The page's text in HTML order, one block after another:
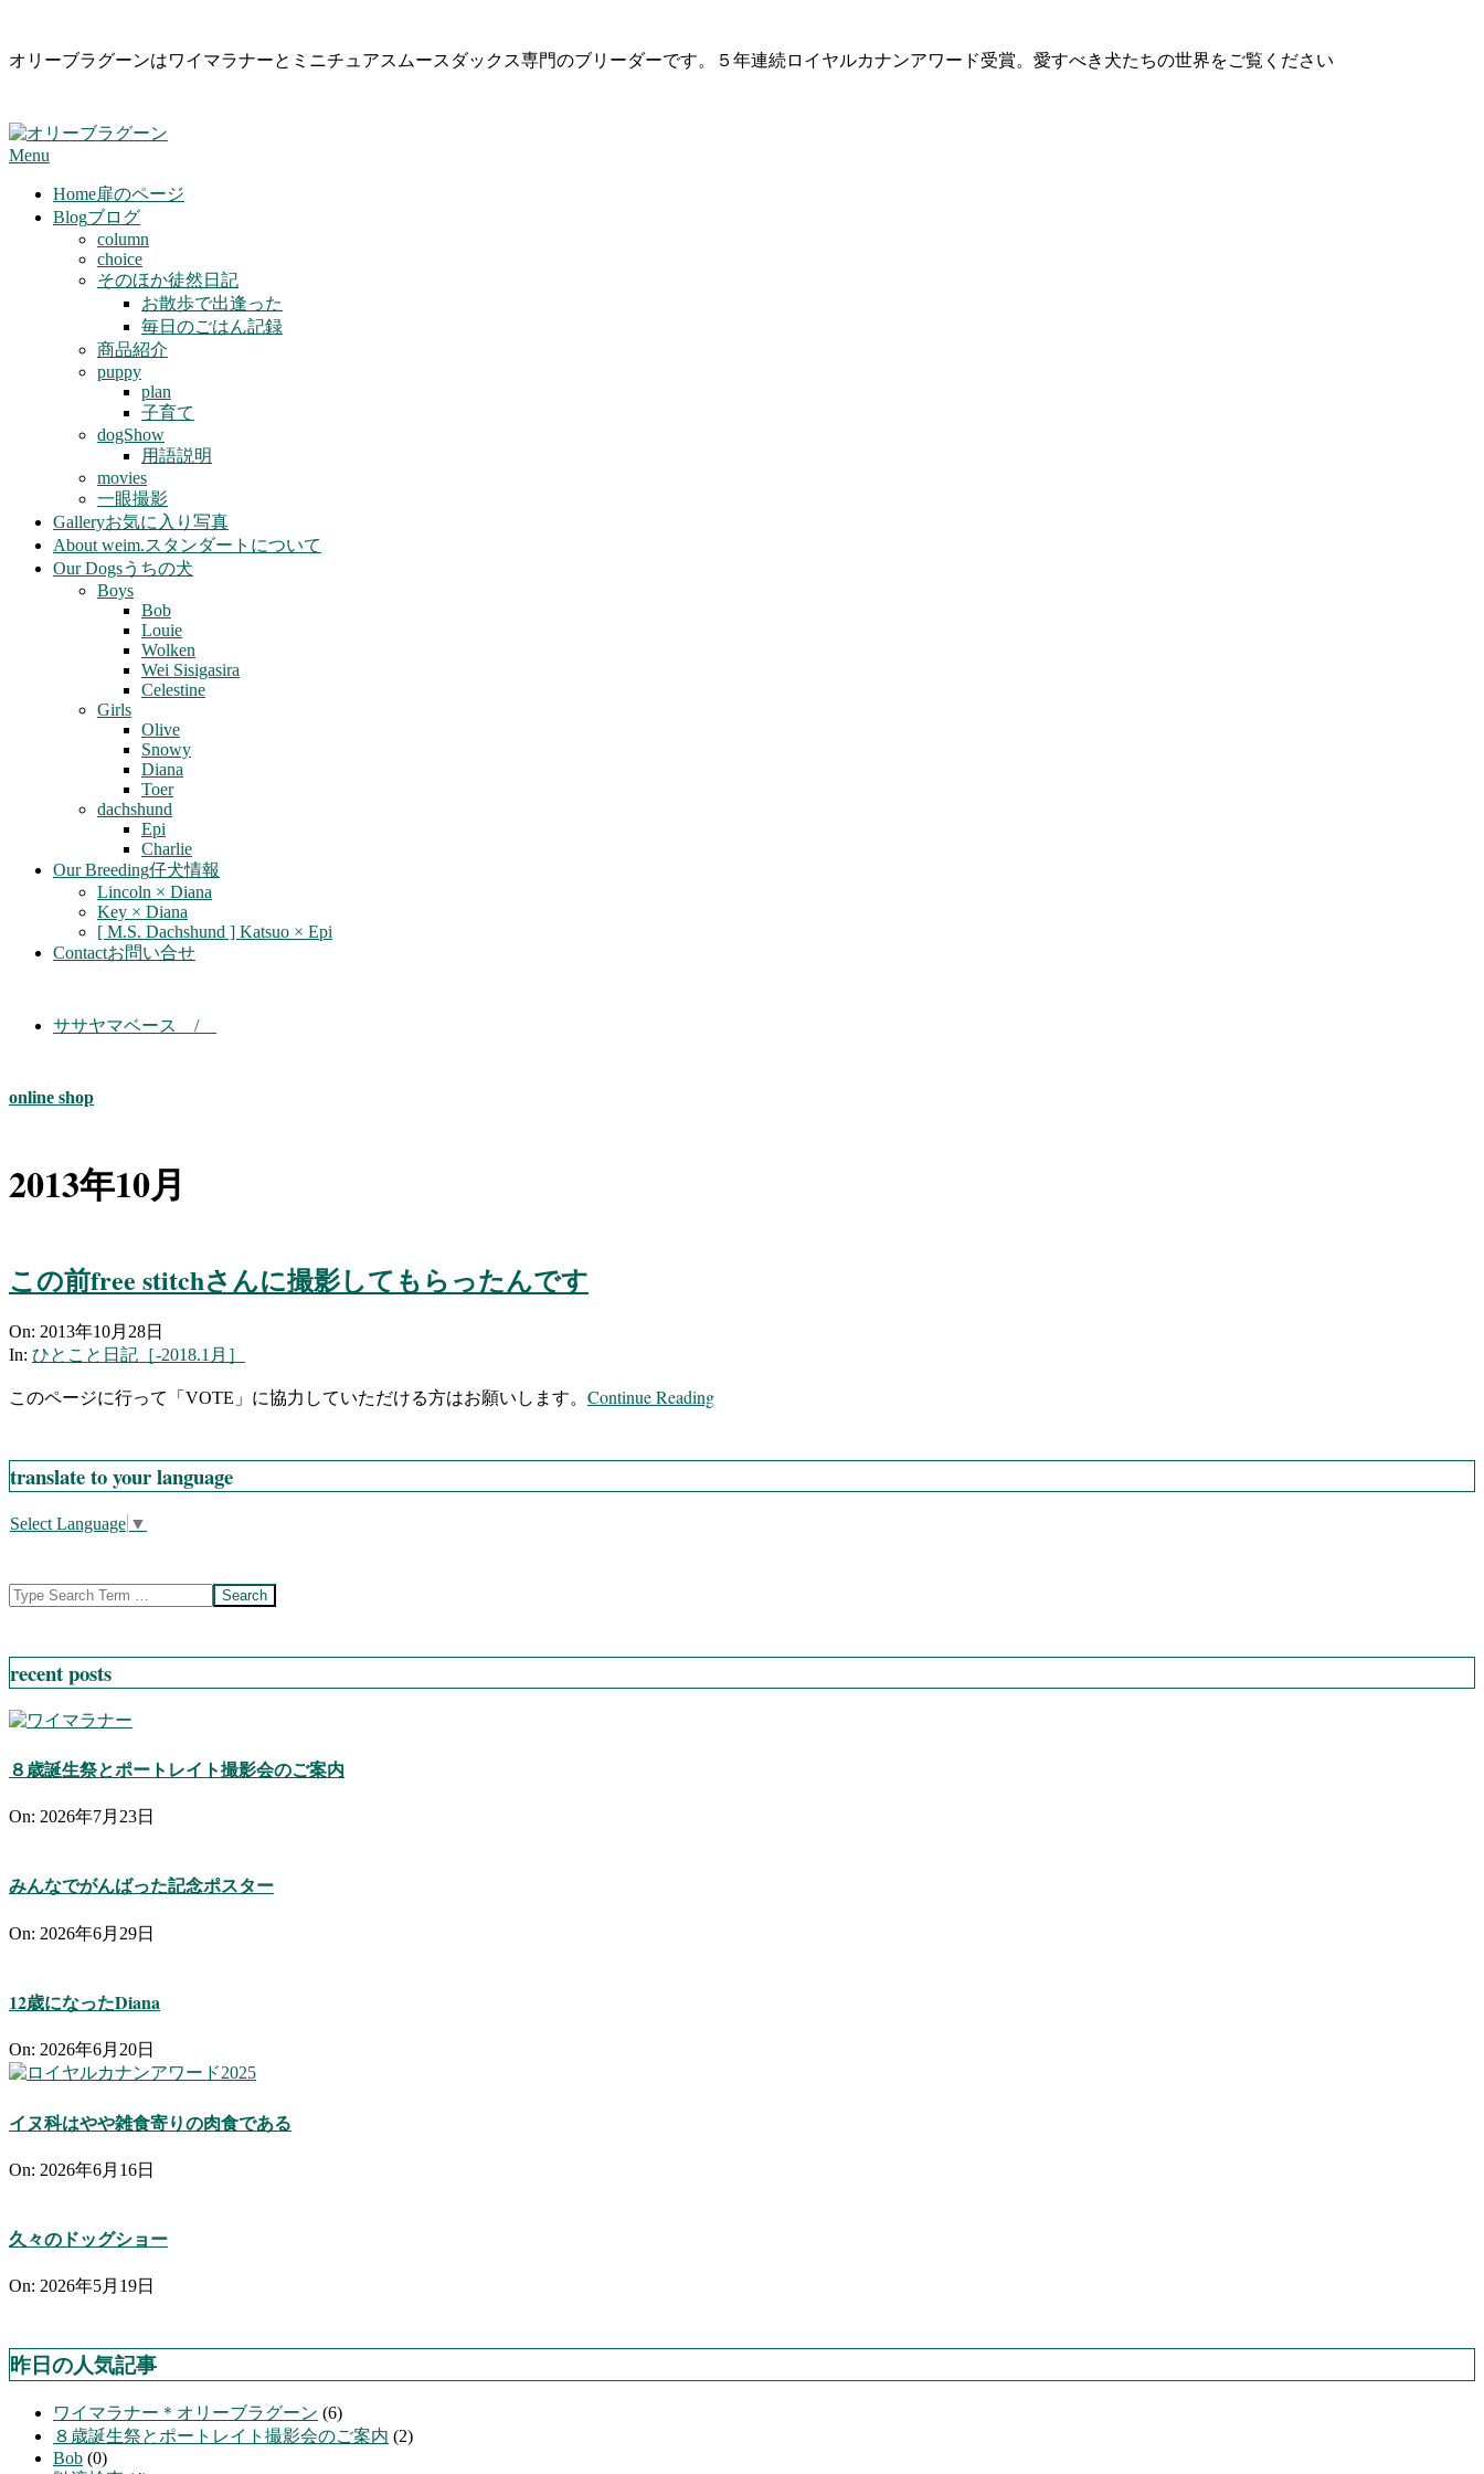
Skip
オリーブラグーンはワイマラナーとミニチュアスムースダックス専門のブリーダーです。５年連続ロイヤルカナンアワード受賞。愛すべき犬たちの世界をご覧ください
Primary
Menu
Menu
Home扉のページ
Blogブログ
column
choice
そのほか徒然日記
お散歩で出逢った
毎日のごはん記録
商品紹介
puppy
plan
子育て
dogShow
用語説明
movies
一眼撮影
Galleryお気に入り写真
About weim.スタンダートについて
Our Dogsうちの犬
Boys
Bob
Louie
Wolken
Wei Sisigasira
Celestine
Girls
Olive
Snowy
Diana
Toer
dachshund
Epi
Charlie
Our Breeding仔犬情報
Lincoln × Diana
Key × Diana
[ M.S. Dachshund ] Katsuo × Epi
Contactお問い合せ
ササヤマベース /
online shop
2013年10月
この前free stitchさんに撮影してもらったんです
2013-
10-
On: 2013年10月28日
In: ひとこと日記［-2018.1月］
このページに行って「VOTE」に協力していただける方はお願いします。 Continue Reading
translate to your language
Select Language ▼
Search
recent posts
８歳誕生祭とポートレイト撮影会のご案内
On: 2026年7月23日
みんなでがんばった記念ポスター
On: 2026年6月29日
12歳になったDiana
On: 2026年6月20日
イヌ科はやや雑食寄りの肉食である
On: 2026年6月16日
久々のドッグショー
On: 2026年5月19日
昨日の人気記事
ワイマラナー＊オリーブラグーン (6)
８歳誕生祭とポートレイト撮影会のご案内 (2)
Bob (0)